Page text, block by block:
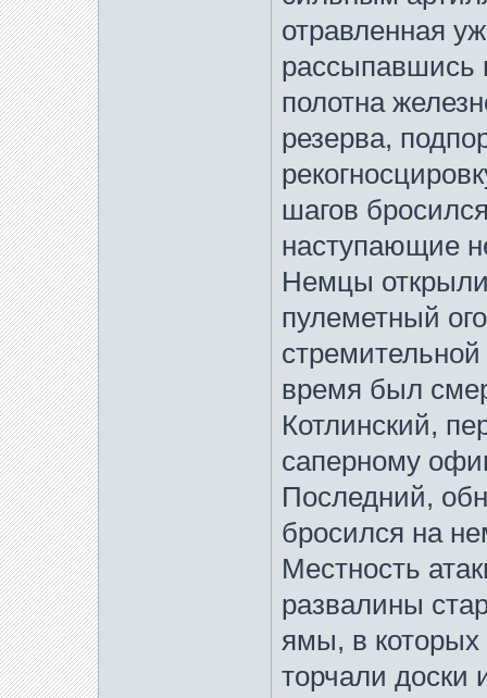
отравленная
рассыпавшись
полотна
резерва,
шагов
наступающие
Немцы
пулеметный
стремительной
время был
Котлинский,
саперному
Последний,
бросился на
Местность
развалины
ямы, в
торчали доски